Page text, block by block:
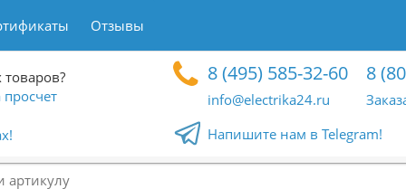
Отзывы
8 (495) 585-32-60
info@electrika24.ru
8
Напишите нам в Telegram!